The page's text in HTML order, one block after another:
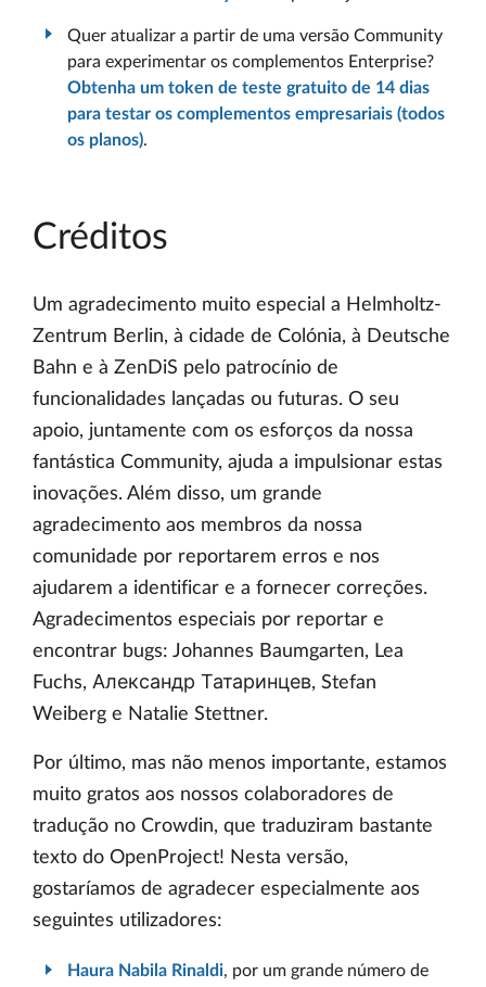
Quer atualizar a partir de uma versão Community
para experimentar os complementos Enterprise?
Obtenha um token de teste gratuito de 14 dias
para testar os complementos empresariais (todos
os planos).
Créditos
Um agradecimento muito especial a Helmholtz-
Zentrum Berlin, à cidade de Colónia, à Deutsche
Bahn e à ZenDiS pelo patrocínio de
funcionalidades lançadas ou futuras. O seu
apoio, juntamente com os esforços da nossa
fantástica Community, ajuda a impulsionar estas
inovações. Além disso, um grande
agradecimento aos membros da nossa
comunidade por reportarem erros e nos
ajudarem a identificar e a fornecer correções.
Agradecimentos especiais por reportar e
encontrar bugs: Johannes Baumgarten, Lea
Fuchs, Александр Татаринцев, Stefan
Weiberg e Natalie Stettner.
Por último, mas não menos importante, estamos
muito gratos aos nossos colaboradores de
tradução no Crowdin, que traduziram bastante
texto do OpenProject! Nesta versão,
gostaríamos de agradecer especialmente aos
seguintes utilizadores:
Haura Nabila Rinaldi, por um grande número de